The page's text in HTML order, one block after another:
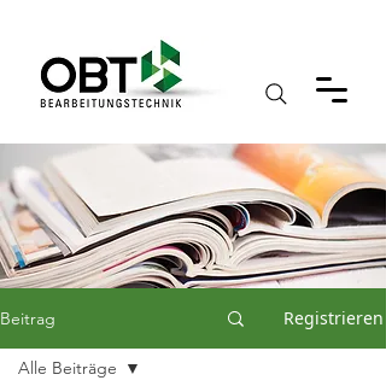
Beitrag Registrieren
Alle Beiträge